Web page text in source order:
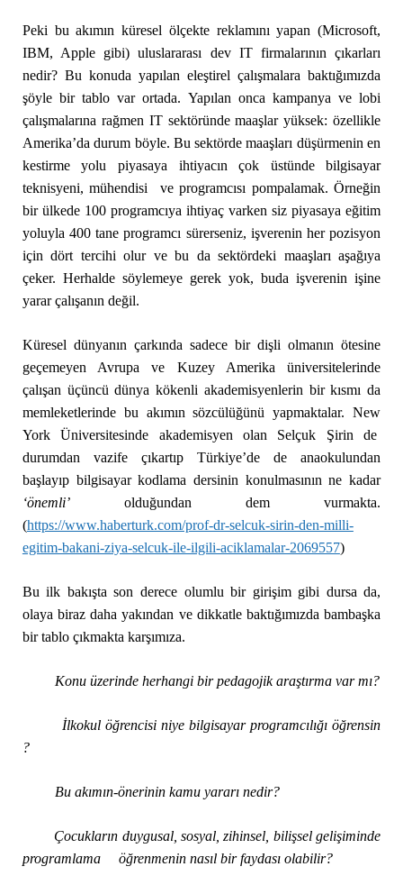
Peki bu akımın küresel ölçekte reklamını yapan (Microsoft,
IBM, Apple gibi) uluslararası dev IT firmalarının çıkarları
nedir? Bu konuda yapılan eleştirel çalışmalara baktığımızda
şöyle bir tablo var ortada. Yapılan onca kampanya ve lobi
çalışmalarına rağmen IT sektöründe maaşlar yüksek: özellikle
Amerika’da durum böyle. Bu sektörde maaşları düşürmenin en
kestirme yolu piyasaya ihtiyacın çok üstünde bilgisayar
teknisyeni, mühendisi ve programcısı pompalamak. Örneğin
bir ülkede 100 programcıya ihtiyaç varken siz piyasaya eğitim
yoluyla 400 tane programcı sürerseniz, işverenin her pozisyon
için dört tercihi olur ve bu da sektördeki maaşları aşağıya
çeker. Herhalde söylemeye gerek yok, buda işverenin işine
yarar çalışanın değil.
Küresel dünyanın çarkında sadece bir dişli olmanın ötesine
geçemeyen Avrupa ve Kuzey Amerika üniversitelerinde
çalışan üçüncü dünya kökenli akademisyenlerin bir kısmı da
memleketlerinde bu akımın sözcülüğünü yapmaktalar. New
York Üniversitesinde akademisyen olan Selçuk Şirin de
durumdan vazife çıkartıp Türkiye’de de anaokulundan
başlayıp bilgisayar kodlama dersinin konulmasının ne kadar
‘önemli’olduğundan dem vurmakta.
(https://www.haberturk.com/prof-dr-selcuk-sirin-den-milli-
egitim-bakani-ziya-selcuk-ile-ilgili-aciklamalar-2069557)
Bu ilk bakışta son derece olumlu bir girişim gibi dursa da,
olaya biraz daha yakından ve dikkatle baktığımızda bambaşka
bir tablo çıkmakta karşımıza.
Konu üzerinde herhangi bir pedagojik araştırma var mı?
İlkokul öğrencisi niye bilgisayar programcılığı öğrensin
?
Bu akımın-önerinin kamu yararı nedir?
Çocukların duygusal, sosyal, zihinsel, bilişsel gelişiminde
programlama öğrenmenin nasıl bir faydası olabilir?